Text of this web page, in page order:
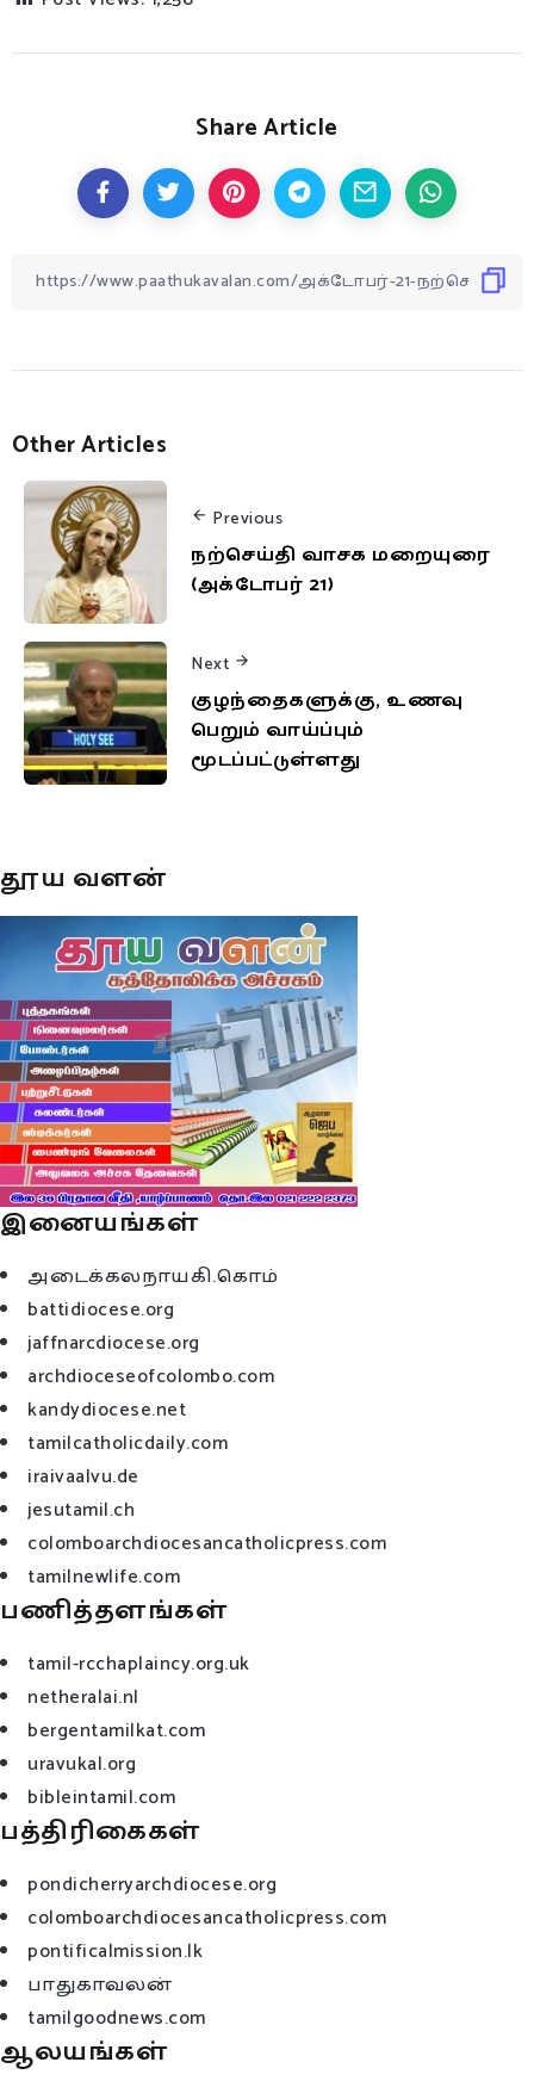
Share Article
Other Articles
Previous
நற்செய்தி வாசக மறையுரை
(அக்டோபர் 21)
Next
குழந்தைகளுக்கு, உணவு
பெறும் வாய்ப்பும்
மூடப்பட்டுள்ளது
தூய வளன்
இனையங்கள்
அடைக்கலநாயகி.கொம்
battidiocese.org
jaffnarcdiocese.org
archdioceseofcolombo.com
kandydiocese.net
tamilcatholicdaily.com
iraivaalvu.de
jesutamil.ch
colomboarchdiocesancatholicpress.com
tamilnewlife.com
பணித்தளங்கள்
tamil-rcchaplaincy.org.uk
netheralai.nl
bergentamilkat.com
uravukal.org
bibleintamil.com
பத்திரிகைகள்
pondicherryarchdiocese.org
colomboarchdiocesancatholicpress.com
pontificalmission.lk
பாதுகாவலன்
tamilgoodnews.com
ஆலயங்கள்